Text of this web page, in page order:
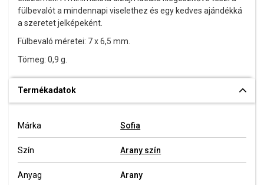
fülbevalót a mindennapi viselethez és egy kedves ajándékká
a szeretet jelképeként.
Fülbevaló méretei: 7 x 6,5 mm.
Tömeg: 0,9 g.
Termékadatok
Márka Sofia
Szín Arany szín
Anyag Arany